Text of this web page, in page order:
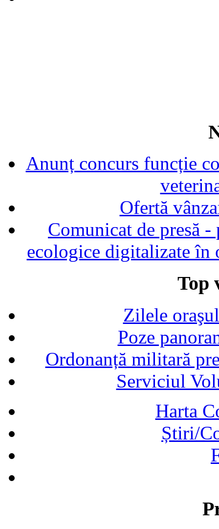
Anunț concurs funcție
Ofertă
Comunicat de presă
ecologice digitalizate în
Top
Zilele
Poze
Ordonanță militară
Serviciul
Harta
Știri/